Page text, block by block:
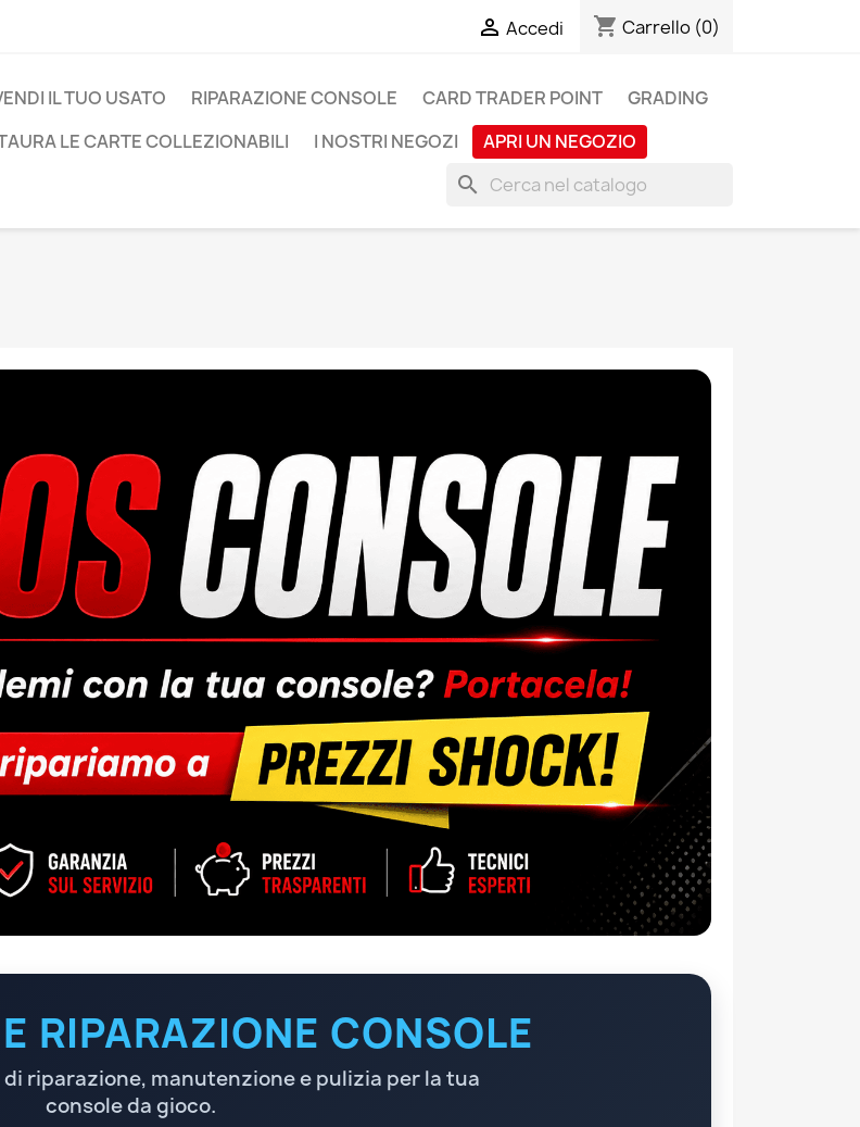
 Accedi shopping_cart Carrello (0)
IL TUO USATO RIPARAZIONE CONSOLE CARD TRADER POINT
GRADING
LE CARTE COLLEZIONABILI I NOSTRI NEGOZI APRI UN NEGOZIO
search
RIPARAZIONE CONSOLE
riparazione, manutenzione e pulizia per la tua
console da gioco.